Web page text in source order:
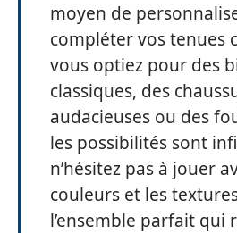
moyen de
compléter vos tenues
vous optiez pour des
classiques, des
audacieuses ou des
les possibilités sont
n’hésitez pas à jouer
couleurs et les
l’ensemble parfait qui